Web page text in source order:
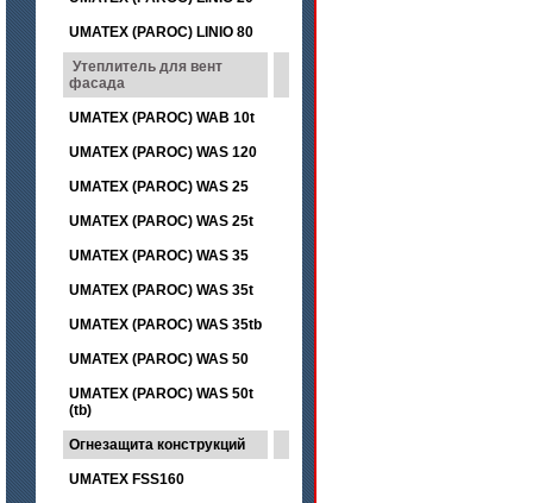
UMATEX (PAROC) LINIO 80
Утеплитель для вент
фасада
UMATEX (PAROC) WAB 10t
UMATEX (PAROC) WAS 120
UMATEX (PAROC) WAS 25
UMATEX (PAROC) WAS 25t
UMATEX (PAROC) WAS 35
UMATEX (PAROC) WAS 35t
UMATEX (PAROC) WAS 35tb
UMATEX (PAROC) WAS 50
UMATEX (PAROC) WAS 50t
(tb)
Огнезащита конструкций
UMATEX FSS160